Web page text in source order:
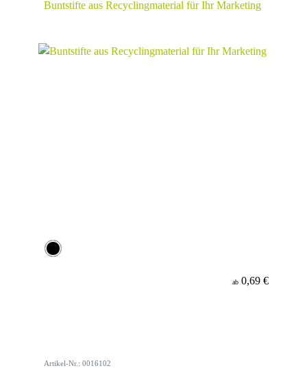
Buntstifte aus Recyclingmaterial für Ihr Marketing
ab 0,69 €
Artikel-Nr.: 0016102